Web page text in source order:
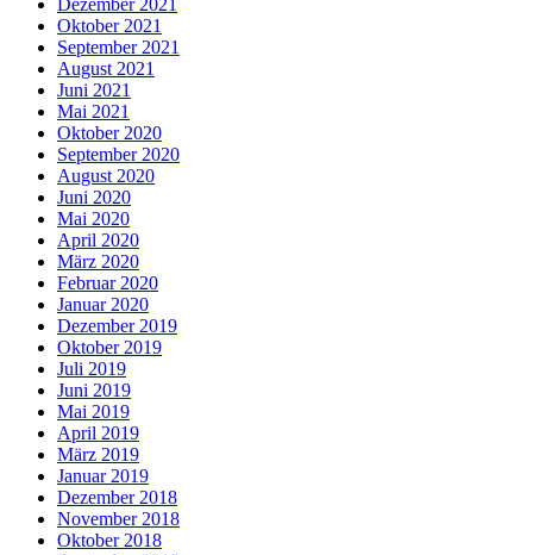
Dezember 2021
Oktober 2021
September 2021
August 2021
Juni 2021
Mai 2021
Oktober 2020
September 2020
August 2020
Juni 2020
Mai 2020
April 2020
März 2020
Februar 2020
Januar 2020
Dezember 2019
Oktober 2019
Juli 2019
Juni 2019
Mai 2019
April 2019
März 2019
Januar 2019
Dezember 2018
November 2018
Oktober 2018